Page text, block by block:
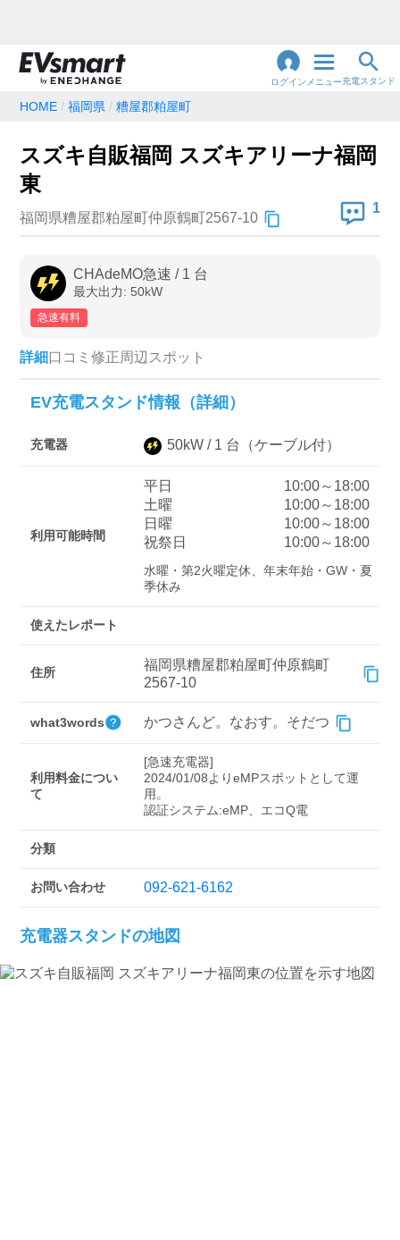
ログイン メニュー充電スタンド
じ
る
地名・観光スポット・住所で検索
急速充電器のみ表示
高速道路上のみ表示
認証システム
EV充電エネチェンジ e-Mobility Power
三菱ディーラーを表示
日産ディーラーを表示
トヨタディーラーを表
示
すべて 中速-20kW-以上
検索する
HOME 福岡県 糟屋郡粕屋町
スズキ自販福岡 スズキアリーナ福岡
東
福岡県糟屋郡粕屋町仲原鶴町2567-10
1
CHAdeMO急速 / 1 台
最大出力: 50kW
急速有料
詳細口コミ 修正周辺スポット
EV充電スタンド情報（詳細）
充電器 50kW / 1 台 （ケーブル付）
利用可能時間
平日
10:00～18:00
土曜
10:00～18:00
日曜
10:00～18:00
祝祭日
10:00～18:00
水曜・第2火曜定休、年末年始・GW・夏
季休み
使えたレポート
住所
福岡県糟屋郡粕屋町仲原鶴町
2567-10
what3words かつさんど。なおす。そだつ
利用料金につい
て
[急速充電器]
2024/01/08よりeMPスポットとして運
用。
分類
お問い合わせ 092-621-6162
充電器スタンドの地図